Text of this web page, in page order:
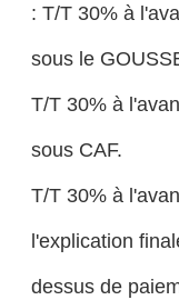
: T/T 30% à
sous le
T/T 30% à
sous CAF.
T/T 30% à
l'explication
dessus de